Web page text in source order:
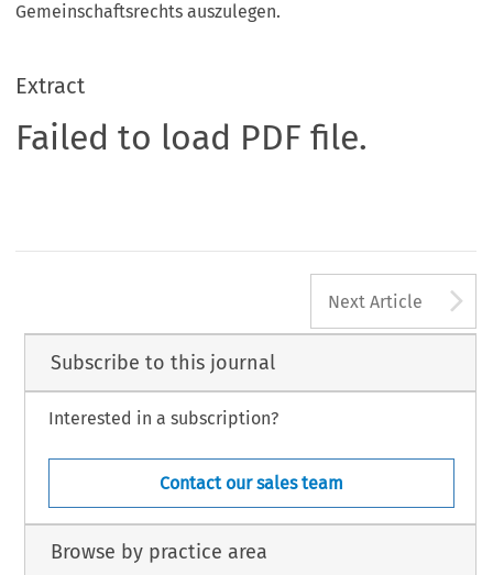
Gemeinschaftsrechts auszulegen.
Extract
Failed to load PDF file.
Next Article
Subscribe to this journal
Interested in a subscription?
Contact our sales team
Browse by practice area